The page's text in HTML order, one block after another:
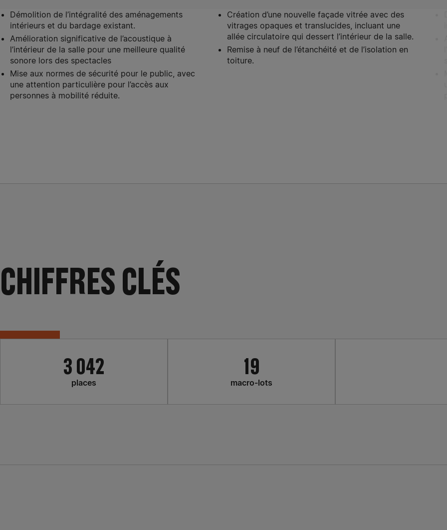
Démolition de l’intégralité des aménagements
intérieurs et du bardage existant.
Amélioration significative de l’acoustique à
l’intérieur de la salle pour une meilleure qualité
sonore lors des spectacles
Mise aux normes de sécurité pour le public, avec
une attention particulière pour l’accès aux
personnes à mobilité réduite.
Création d’une nouvelle façade vitrée avec des
vitrages opaques et translucides, incluant une
allée circulatoire qui dessert l’intérieur de la salle.
Remise à neuf de l’étanchéité et de l’isolation en
toiture.
CHIFFRES CLÉS
3 042
places
19
macro-lots